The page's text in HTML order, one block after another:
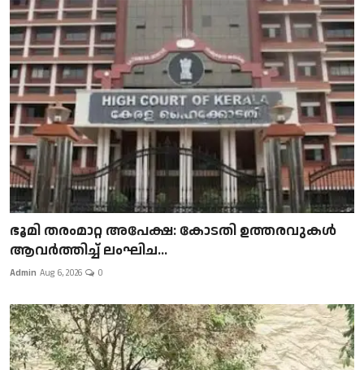
ഭൂമി തരംമാറ്റ അപേക്ഷ: കോടതി ഉത്തരവുകൾ
ആവർത്തിച്ച് ലംഘിച...
Admin Aug 6, 2026 0